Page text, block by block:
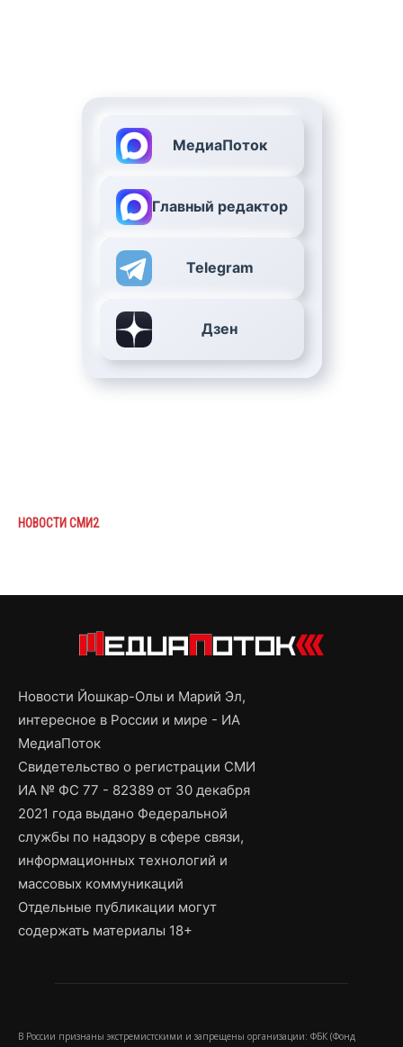
МедиаПоток
Главный редактор
Telegram
Дзен
НОВОСТИ СМИ2
Новости Йошкар-Олы и Марий Эл,
интересное в России и мире - ИА
МедиаПоток
Свидетельство о регистрации СМИ
ИА № ФС 77 - 82389 от 30 декабря
2021 года выдано Федеральной
службы по надзору в сфере связи,
информационных технологий и
массовых коммуникаций
Отдельные публикации могут
содержать материалы 18+
В России признаны экстремистскими и запрещены организации: ФБК (Фонд